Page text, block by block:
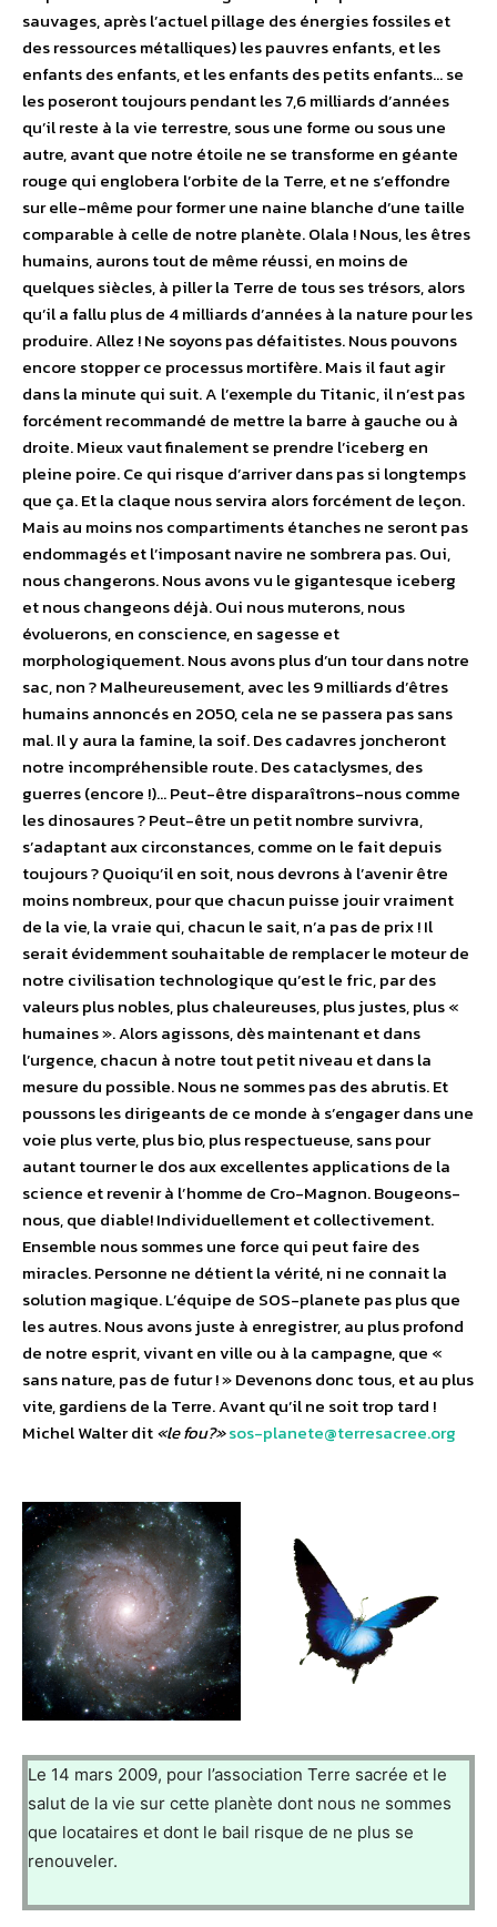
sauvages, après l’actuel pillage des énergies fossiles et
des ressources métalliques) les pauvres enfants, et les
enfants des enfants, et les enfants des petits enfants… se
les poseront toujours pendant les 7,6 milliards d’années
qu’il reste à la vie terrestre, sous une forme ou sous une
autre, avant que notre étoile ne se transforme en géante
rouge qui englobera l’orbite de la Terre, et ne s’effondre
sur elle-même pour former une naine blanche d’une taille
comparable à celle de notre planète. Olala ! Nous, les êtres
humains, aurons tout de même réussi, en moins de
quelques siècles, à piller la Terre de tous ses trésors, alors
qu’il a fallu plus de 4 milliards d’années à la nature pour les
produire. Allez ! Ne soyons pas défaitistes. Nous pouvons
encore stopper ce processus mortifère. Mais il faut agir
dans la minute qui suit. A l’exemple du Titanic, il n’est pas
forcément recommandé de mettre la barre à gauche ou à
droite. Mieux vaut finalement se prendre l’iceberg en
pleine poire. Ce qui risque d’arriver dans pas si longtemps
que ça. Et la claque nous servira alors forcément de leçon.
Mais au moins nos compartiments étanches ne seront pas
endommagés et l’imposant navire ne sombrera pas. Oui,
nous changerons. Nous avons vu le gigantesque iceberg
et nous changeons déjà. Oui nous muterons, nous
évoluerons, en conscience, en sagesse et
morphologiquement. Nous avons plus d’un tour dans notre
sac, non ? Malheureusement, avec les 9 milliards d’êtres
humains annoncés en 2050, cela ne se passera pas sans
mal. Il y aura la famine, la soif. Des cadavres joncheront
notre incompréhensible route. Des cataclysmes, des
guerres (encore !)… Peut-être disparaîtrons-nous comme
les dinosaures ? Peut-être un petit nombre survivra,
s’adaptant aux circonstances, comme on le fait depuis
toujours ? Quoiqu’il en soit, nous devrons à l’avenir être
moins nombreux, pour que chacun puisse jouir vraiment
de la vie, la vraie qui, chacun le sait, n’a pas de prix ! Il
serait évidemment souhaitable de remplacer le moteur de
notre civilisation technologique qu’est le fric, par des
valeurs plus nobles, plus chaleureuses, plus justes, plus «
humaines ». Alors agissons, dès maintenant et dans
l’urgence, chacun à notre tout petit niveau et dans la
mesure du possible. Nous ne sommes pas des abrutis. Et
poussons les dirigeants de ce monde à s’engager dans une
voie plus verte, plus bio, plus respectueuse, sans pour
autant tourner le dos aux excellentes applications de la
science et revenir à l’homme de Cro-Magnon. Bougeons-
nous, que diable! Individuellement et collectivement.
Ensemble nous sommes une force qui peut faire des
miracles. Personne ne détient la vérité, ni ne connait la
solution magique. L’équipe de SOS-planete pas plus que
les autres. Nous avons juste à enregistrer, au plus profond
de notre esprit, vivant en ville ou à la campagne, que «
sans nature, pas de futur ! » Devenons donc tous, et au plus
vite, gardiens de la Terre. Avant qu’il ne soit trop tard !
Michel Walter dit«le fou?»sos-planete@terresacree.org
Le 14 mars 2009, pour l’association Terre sacrée et le
salut de la vie sur cette planète dont nous ne sommes
que locataires et dont le bail risque de ne plus se
renouveler.